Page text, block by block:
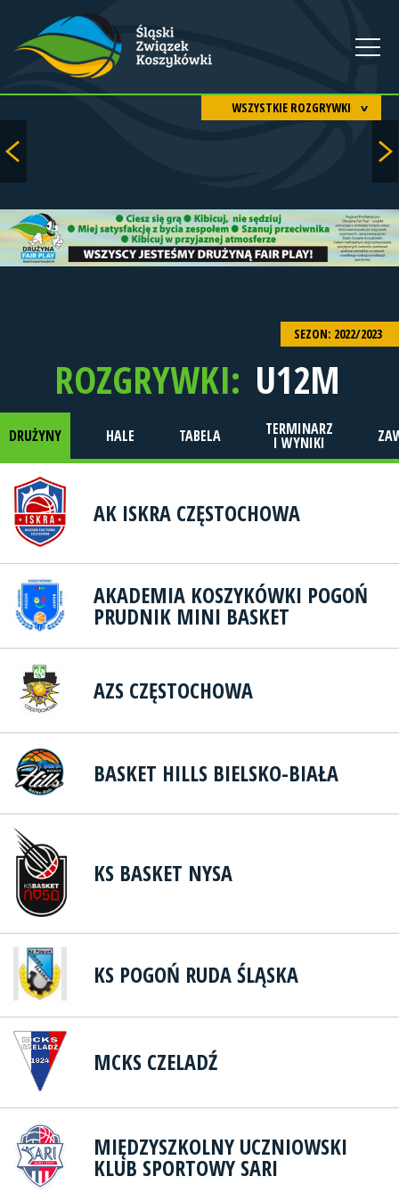
WSZYSTKIE ROZGRYWKI
SEZON: 2022/2023
ROZGRYWKI: U12M
DRUŻYNY HALE TABELA TERMINARZ
I WYNIKI
AK ISKRA CZĘSTOCHOWA
AKADEMIA KOSZYKÓWKI POGOŃ
PRUDNIK MINI BASKET
AZS CZĘSTOCHOWA
BASKET HILLS BIELSKO-BIAŁA
KS BASKET NYSA
KS POGOŃ RUDA ŚLĄSKA
MCKS CZELADŹ
MIĘDZYSZKOLNY UCZNIOWSKI
KLUB SPORTOWY SARI